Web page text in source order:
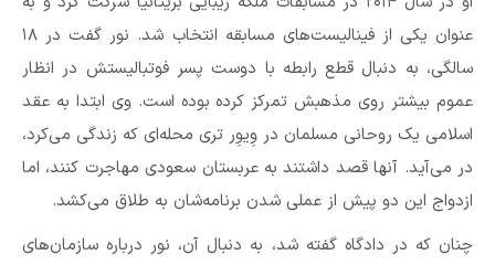
عنوان یکی از فینالیست‌های مسابقه انتخاب شد. نور گفت در ۱۸
سالگی، به دنبال قطع رابطه با دوست پسر فوتبالیستش در انظار
عموم بیشتر روی مذهبش تمرکز کرده بوده است. وی ابتدا به عقد
اسلامی ‌یک روحانی مسلمان در وِیوِر تری محله‌ای که زندگی می‌کرد،
در می‌آید. آنها قصد داشتند به عربستان سعودی مهاجرت کنند، اما
ازدواج‌ این دو پیش از عملی شدن برنامه‌شان به طلاق می‌کشد.
چنان که در دادگاه گفته شد، به دنبال آن، نور درباره سازمان‌های